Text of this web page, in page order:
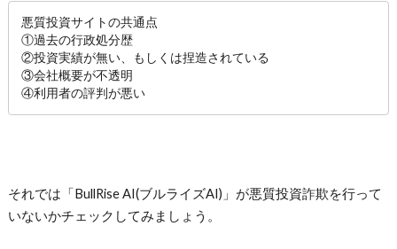
悪質投資サイトの共通点
①過去の行政処分歴
②投資実績が無い、もしくは捏造されている
③会社概要が不透明
④利用者の評判が悪い
それでは「BullRise AI(ブルライズAI) 」が悪質投資詐欺を行って
いないかチェックしてみましょう。